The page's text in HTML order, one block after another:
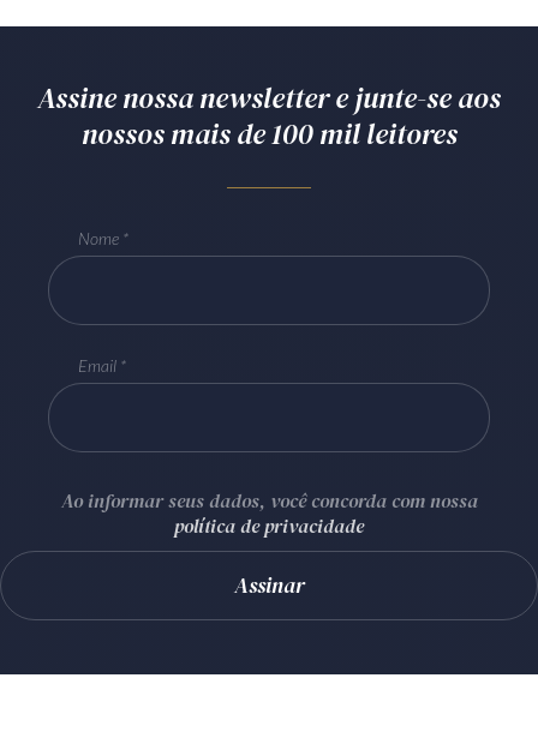
Assine nossa newsletter e junte-se aos
nossos mais de 100 mil leitores
Nome
Email
Ao informar seus dados, você concorda com nossa
política de privacidade